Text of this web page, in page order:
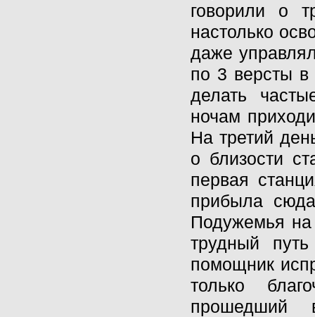
говорили о
настолько
даже
по 3 версты в
делать
ночам
На третий
о близости
первая
прибыла
Подужемья
трудный
помощник
только
прошедший